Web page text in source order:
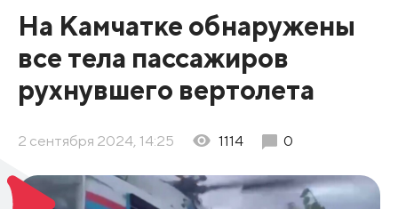
На Камчатке обнаружены
все тела пассажиров
рухнувшего вертолета
2 сентября 2024, 14:25 1114 0